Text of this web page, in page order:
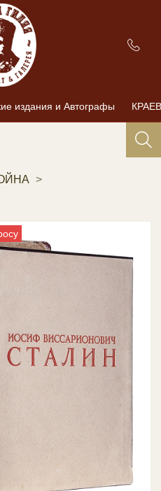
издания и Автографы